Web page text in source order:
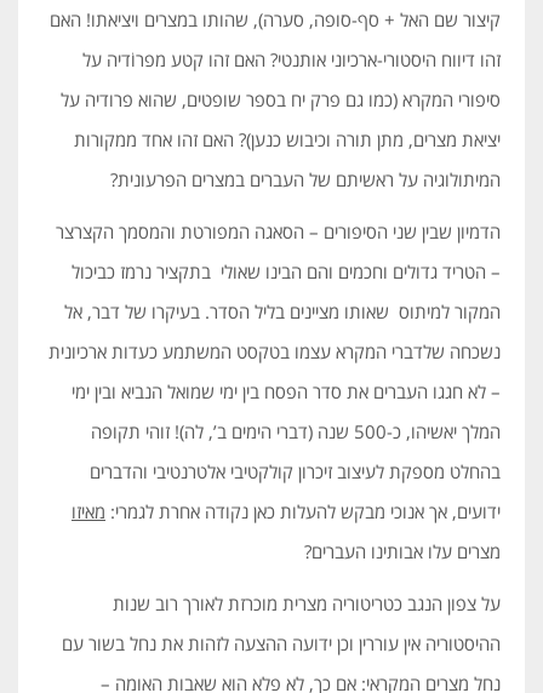
קיצור שם האל + סף-סופה, סערה), שהותו במצרים ויציאתו! האם
זהו דיווח היסטורי-ארכיוני אותנטי? האם זהו קטע מפרוֹדיה על
סיפורי המקרא (כמו גם פרק יח בספר שופטים, שהוא פרודיה על
יציאת מצרים, מתן תורה וכיבוש כנען)? האם זהו אחד ממקורות
המיתולוגיה על ראשיתם של העברים במצרים הפרעונית?
הדמיון שבין שני הסיפורים – הסאגה המפורטת והמסמך הקצרצר
– הטריד גדולים וחכמים והם הבינו שאולי בתקציר נרמז כביכול
המקור למיתוס שאותו מציינים בליל הסדר. בעיקרו של דבר, אל
נשכחה שלדברי המקרא עצמו בטקסט המשתמע כעדות ארכיונית
– לא חגגו העברים את סדר הפסח בין ימי שמואל הנביא ובין ימי
המלך יאשיהו, כ-500 שנה (דברי הימים ב’, לה)! זוהי תקופה
בהחלט מספקת לעיצוב זיכרון קולקטיבי אלטרנטיבי והדברים
ידועים, אך אנוכי מבקש להעלות כאן נקודה אחרת לגמרי: מאיזו
מצרים עלו אבותינו העברים?
על צפון הנגב כטריטוריה מצרית מוכרזת לאורך רוב שנות
ההיסטוריה אין עוררין וכן ידועה ההצעה לזהות את נחל בשור עם
נחל מצרים המקראי: אם כך, לא פלא הוא שאבות האומה –